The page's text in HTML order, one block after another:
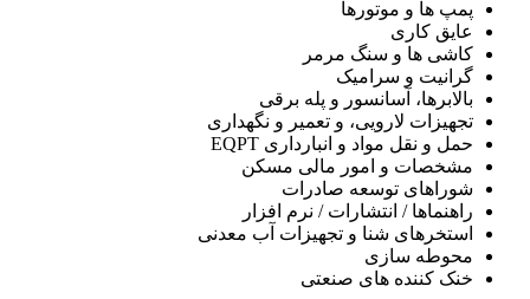
پمپ ها و موتورها
عایق کاری
کاشی ها و سنگ مرمر
گرانیت و سرامیک
بالابرها، آسانسور و پله برقی
تجهیزات لارویی، و تعمیر و نگهداری
حمل و نقل مواد و انبارداری EQPT
مشخصات و امور مالی مسکن
شوراهای توسعه صادرات
راهنماها / انتشارات / نرم افزار
استخرهای شنا و تجهیزات آب معدنی
محوطه سازی
خنک کننده های صنعتی